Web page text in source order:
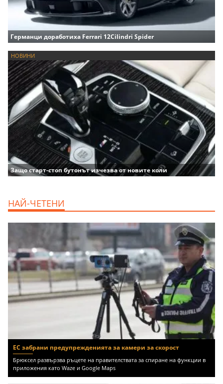
Германци доработиха Ferrari 12Cilindri Spider
НОВИНИ
Защо старт-стоп бутонът изчезва от новите коли
НАЙ-ЧЕТЕНИ
ЕС забрани предупрежденията за камери за скорост
Брюксел развързва ръцете на правителствата за спиране на функции в
приложения като Waze и Google Maps